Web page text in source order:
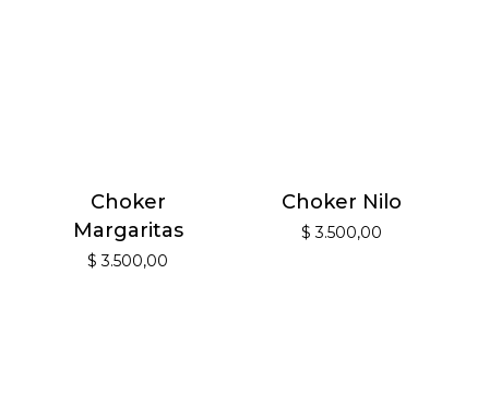
Choker
Margaritas
$ 3.500,00
Choker Nilo
$ 3.500,00